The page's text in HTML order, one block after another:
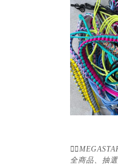
全商品、抽